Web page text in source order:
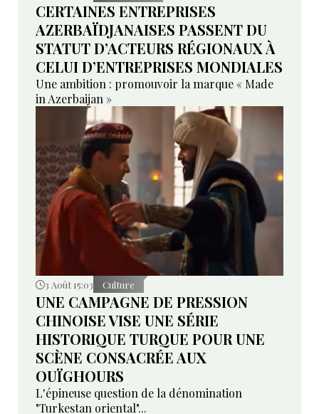
CERTAINES ENTREPRISES
AZERBAÏDJANAISES PASSENT DU
STATUT D’ACTEURS RÉGIONAUX À
CELUI D’ENTREPRISES MONDIALES
Une ambition : promouvoir la marque « Made
in Azerbaijan »
3 Août 15:03 Culture
UNE CAMPAGNE DE PRESSION
CHINOISE VISE UNE SÉRIE
HISTORIQUE TURQUE POUR UNE
SCÈNE CONSACRÉE AUX
OUÏGHOURS
L'épineuse question de la dénomination
"Turkestan oriental"...